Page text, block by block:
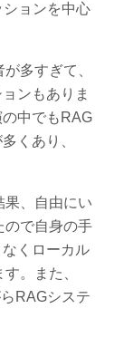
ションを中心
多すぎて、
ンもありま
中でもRAG
くあり、
果、自由にい
ので自身の手
くローカル
。また、
RAGシステ